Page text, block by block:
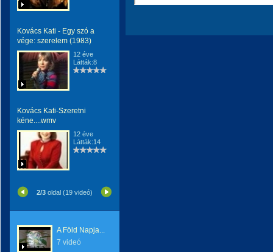
Kovács Kati - Egy szó a
vége: szerelem (1983)
12 éve
Látták:8
Kovács Kati-Szeretni
kéne....wmv
12 éve
Látták:14
2/3 oldal (19 videó)
A Föld Napja...
7 videó